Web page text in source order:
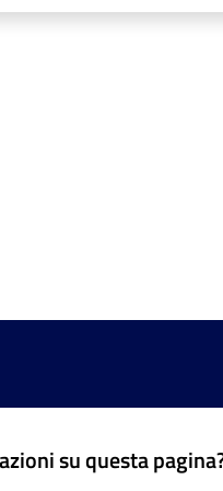
su questa